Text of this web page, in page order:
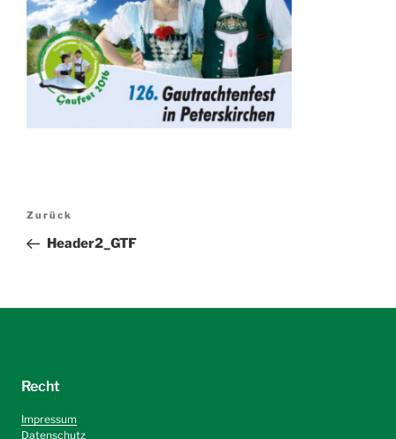
Vorheriger
Beitrag
Zurück
Header2_GTF
Recht
Impressum
Datenschutz